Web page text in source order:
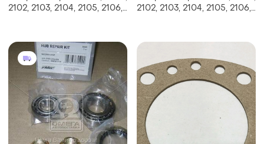
2102, 2103, 2104, 2105, 2106,
2102, 2103, 2104, 2105, 2106,